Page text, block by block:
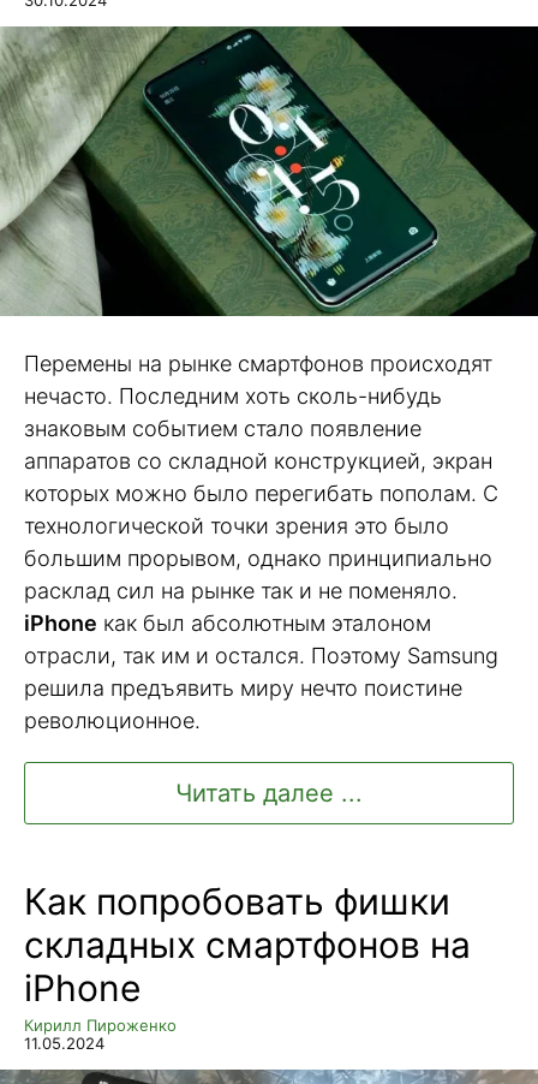
Перемены на рынке смартфонов происходят
нечасто. Последним хоть сколь-нибудь
знаковым событием стало появление
аппаратов со складной конструкцией, экран
которых можно было перегибать пополам. С
технологической точки зрения это было
большим прорывом, однако принципиально
расклад сил на рынке так и не поменяло.
iPhone как был абсолютным эталоном
отрасли, так им и остался. Поэтому Samsung
решила предъявить миру нечто поистине
революционное.
Читать далее ...
Как попробовать фишки
складных смартфонов на
iPhone
Кирилл Пироженко
11.05.2024